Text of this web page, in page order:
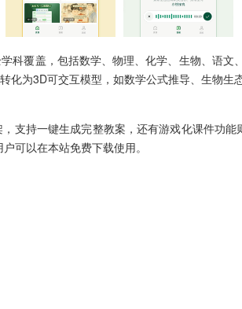
科覆盖，包括数学、物理、化学、生物、语
为3D可交互模型，如数学公式推导、生物
支持一键生成完整教案，还有游戏化课件功
可以在本站免费下载使用。